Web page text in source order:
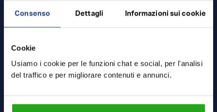
Consenso Dettagli Informazioni sui cookie
Cookie
Usiamo i cookie per le funzioni chat e social, per l'analisi
del traffico e per migliorare contenuti e annunci.
Mq